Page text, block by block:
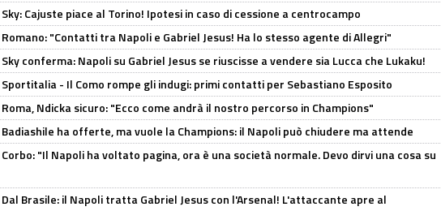
Sky: Cajuste piace al Torino! Ipotesi in caso di cessione a centrocampo
Romano: "Contatti tra Napoli e Gabriel Jesus! Ha lo stesso agente di Allegri"
Sky conferma: Napoli su Gabriel Jesus se riuscisse a vendere sia Lucca che Lukaku!
Sportitalia - Il Como rompe gli indugi: primi contatti per Sebastiano Esposito
Roma, Ndicka sicuro: "Ecco come andrà il nostro percorso in Champions"
Badiashile ha offerte, ma vuole la Champions: il Napoli può chiudere ma attende
Corbo: "Il Napoli ha voltato pagina, ora è una società normale. Devo dirvi una cosa su
Dal Brasile: il Napoli tratta Gabriel Jesus con l'Arsenal! L'attaccante apre al